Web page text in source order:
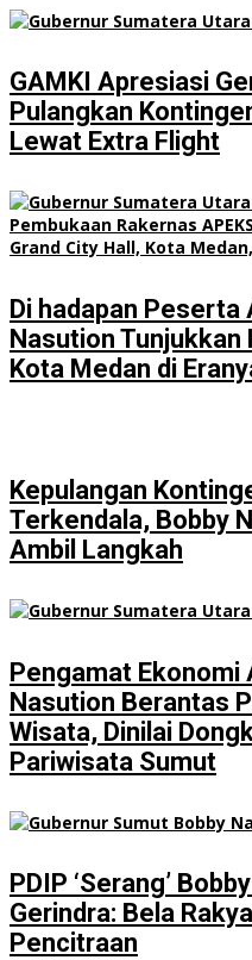
GAMKI Apresiasi
Pulangkan
Lewat Extra Flight
Di hadapan Peserta
Nasution Tunjukkan
Kota Medan di
Kepulangan
Terkendala, Bobby
Ambil Langkah
Pengamat Ekonomi
Nasution Berantas
Wisata, Dinilai
Pariwisata Sumut
PDIP ‘Serang’
Gerindra: Bela
Pencitraan